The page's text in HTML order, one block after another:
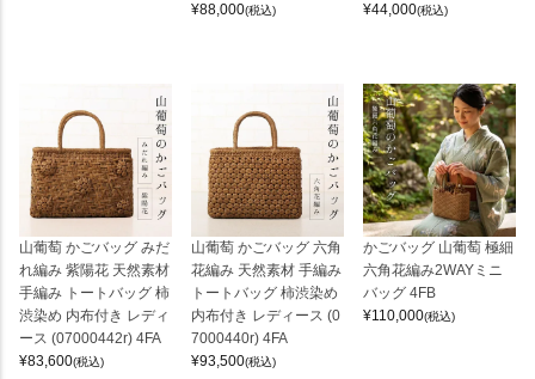
¥88,000(税込)
¥44,000(税込)
山葡萄 かごバッグ みだ
れ編み 紫陽花 天然素材
手編み トートバッグ 柿
渋染め 内布付き レディ
ース (07000442r) 4FA
¥83,600(税込)
山葡萄 かごバッグ 六角
花編み 天然素材 手編み
トートバッグ 柿渋染め
内布付き レディース (0
7000440r) 4FA
¥93,500(税込)
かごバッグ 山葡萄 極細
六角花編み2WAYミニ
バッグ 4FB
¥110,000(税込)